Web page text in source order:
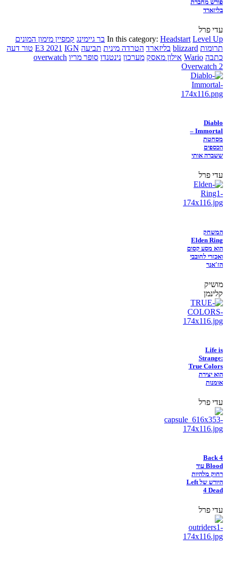
פורש מחברת
בליזארד
עדי פרל
In this category: Headstart Level Up בר גיימינג קמפיין מימון המונים
תרומות blizzard בליזארד הטרדה מינית תביעה E3 2021 IGN
טור דעה
כתבה Wario אילון מאסק מערכון נינטנדו סופר מריו overwatch
Overwatch 2
Diablo
Immortal –
מסחטת
הכספים
ששברה אותי
עדי פרל
המשחק
Elden Ring
הוא מסע קסום
ואכזרי לחובבי
הז'אנר
מושיק
קלינמן
Life is
Strange:
True Colors
הוא יצירת
אומנות
עדי פרל
Back 4
Blood עוד
רחוק מלהיות
היורש של Left
4 Dead
עדי פרל